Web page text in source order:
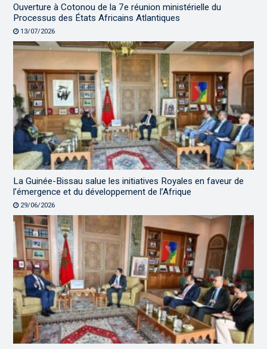
Ouverture à Cotonou de la 7e réunion ministérielle du
Processus des États Africains Atlantiques
13/07/2026
La Guinée-Bissau salue les initiatives Royales en faveur de
l’émergence et du développement de l’Afrique
29/06/2026